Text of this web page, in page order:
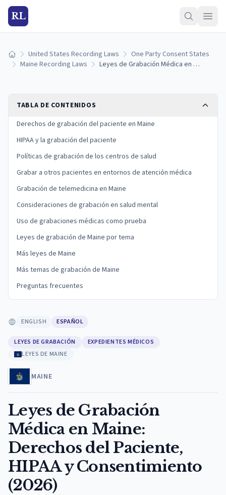
RL
Inicio United States Recording Laws
One Party Consent States
Maine Recording Laws
Leyes de Grabación Médica en Maine: Derechos del Paciente, HIPAA y Consentimiento (2026)
TABLA DE CONTENIDOS
Derechos de grabación del paciente en Maine
HIPAA y la grabación del paciente
Políticas de grabación de los centros de salud
Grabar a otros pacientes en entornos de atención médica
Grabación de telemedicina en Maine
Consideraciones de grabación en salud mental
Uso de grabaciones médicas como prueba
Leyes de grabación de Maine por tema
Más leyes de Maine
Más temas de grabación de Maine
Preguntas frecuentes
ENGLISH ESPAÑOL
LEYES DE GRABACIÓN
EXPEDIENTES MÉDICOS
LEYES DE MAINE
MAINE
Leyes de Grabación
Médica en Maine:
Derechos del Paciente,
HIPAA y Consentimiento
(2026)